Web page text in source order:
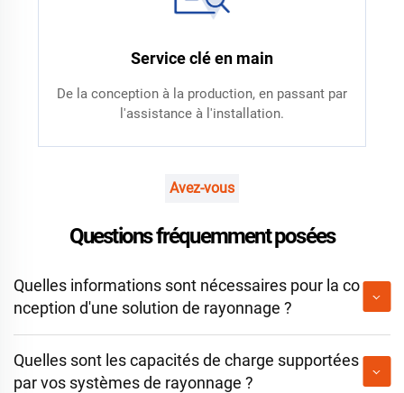
Service clé en main
De la conception à la production, en passant par
l'assistance à l'installation.
Avez-vous
Questions fréquemment posées
Quelles informations sont nécessaires pour la co
nception d'une solution de rayonnage ?
Quelles sont les capacités de charge supportées
par vos systèmes de rayonnage ?